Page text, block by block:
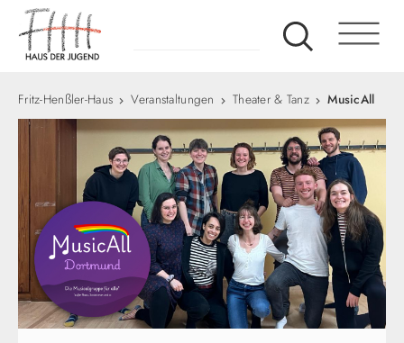
Fritz-Henßler-Haus Veranstaltungen Theater & Tanz MusicAll